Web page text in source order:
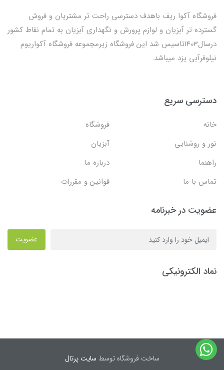
فروشگاه آکوا ریف باهدف دسترسی راحت تر مشتریان و فروش
گسترده تر آبزیان و لوازم پرورش و نگهداری آبزیان به تمام نقاط کشور
درسال1403تاسیس شد این فروشگاه زیرمجموعه فروشگاه آکواریوم
نیلوفرآبی یزد میباشد.
دسترسی سریع
خانه
فروشگاه
نور و روشنایی
آبزیان
راهنما
درباره ما
تماس با ما
قوانین و مقررات
عضویت در خبرنامه
عضویت
نماد الکترونیکی
ساخت فروشگاه توسط سایت پرتال